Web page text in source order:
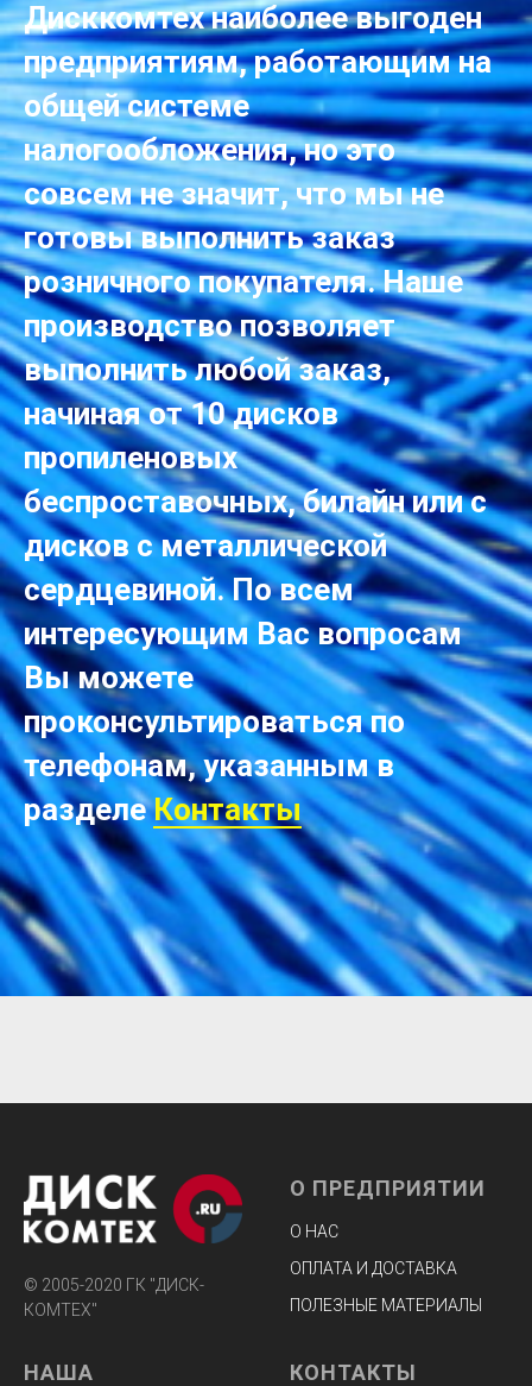
Дисккомтех наиболее выгоден
предприятиям, работающим на
общей системе
налогообложения, но это
совсем не значит, что мы не
готовы выполнить заказ
розничного покупателя. Наше
производство позволяет
выполнить любой заказ,
начиная от 10 дисков
пропиленовых
беспроставочных, билайн или с
дисков с металлической
сердцевиной. По всем
интересующим Вас вопросам
Вы можете
проконсультироваться по
телефонам, указанным в
разделе Контакты
© 2005-2020 ГК "ДИСК-
КОМТЕХ"
О ПРЕДПРИЯТИИ
О НАС
ОПЛАТА И ДОСТАВКА
ПОЛЕЗНЫЕ МАТЕРИАЛЫ
НАША КОНТАКТЫ